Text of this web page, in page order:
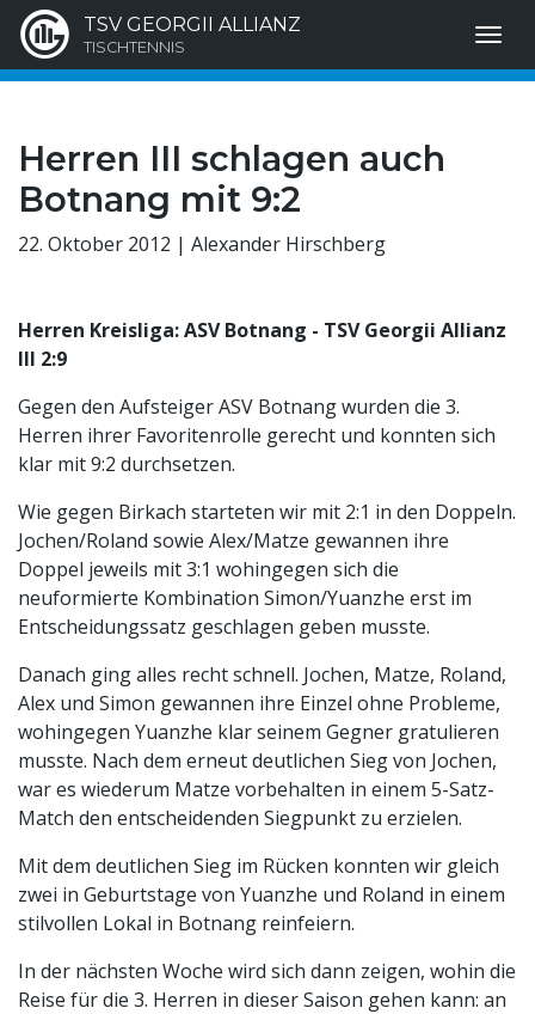
TSV GEORGII ALLIANZ
TISCHTENNIS
Herren III schlagen auch
Botnang mit 9:2
22. Oktober 2012 | Alexander Hirschberg
Herren Kreisliga: ASV Botnang - TSV Georgii Allianz
III 2:9
Gegen den Aufsteiger ASV Botnang wurden die 3.
Herren ihrer Favoritenrolle gerecht und konnten sich
klar mit 9:2 durchsetzen.
Wie gegen Birkach starteten wir mit 2:1 in den Doppeln.
Jochen/Roland sowie Alex/Matze gewannen ihre
Doppel jeweils mit 3:1 wohingegen sich die
neuformierte Kombination Simon/Yuanzhe erst im
Entscheidungssatz geschlagen geben musste.
Danach ging alles recht schnell. Jochen, Matze, Roland,
Alex und Simon gewannen ihre Einzel ohne Probleme,
wohingegen Yuanzhe klar seinem Gegner gratulieren
musste. Nach dem erneut deutlichen Sieg von Jochen,
war es wiederum Matze vorbehalten in einem 5-Satz-
Match den entscheidenden Siegpunkt zu erzielen.
Mit dem deutlichen Sieg im Rücken konnten wir gleich
zwei in Geburtstage von Yuanzhe und Roland in einem
stilvollen Lokal in Botnang reinfeiern.
In der nächsten Woche wird sich dann zeigen, wohin die
Reise für die 3. Herren in dieser Saison gehen kann: an